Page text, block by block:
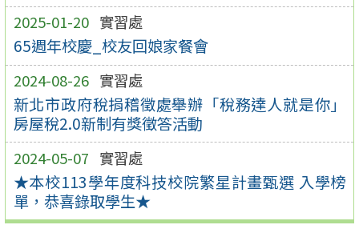
2025-01-20 實習處
65週年校慶_校友回娘家餐會
2024-08-26 實習處
新北市政府稅捐稽徵處舉辦「稅務達人就是你」
房屋稅2.0新制有獎徵答活動
2024-05-07 實習處
★本校113學年度科技校院繁星計畫甄選 入學榜
單，恭喜錄取學生★